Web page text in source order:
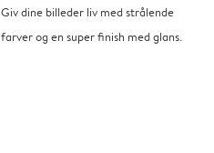
Giv dine billeder liv med strålende
farver og en super finish med glans.